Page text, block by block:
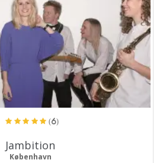
(6)
Jambition
København